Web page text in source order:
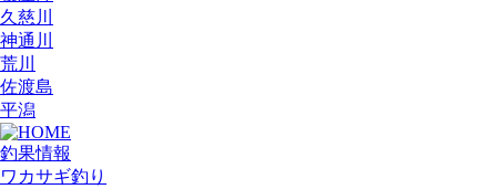
久慈川
神通川
荒川
佐渡島
平潟
釣果情報
ワカサギ釣り